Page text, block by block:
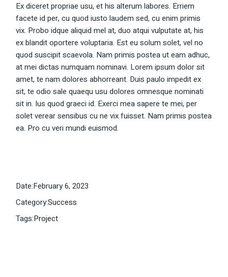
Ex diceret propriae usu, et his alterum labores. Erriem
facete id per, cu quod iusto laudem sed, cu enim primis
vix. Probo idque aliquid mel at, duo atqui vulputate at, his
ex blandit oportere voluptaria. Est eu solum solet, vel no
quod suscipit scaevola. Nam primis postea ut eam adhuc,
at mei dictas numquam nominavi. Lorem ipsum dolor sit
amet, te nam dolores abhorreant. Duis paulo impedit ex
sit, te odio sale quaequ usu dolores omnesque nominati
sit in. Ius quod graeci id. Exerci mea sapere te mei, per
solet verear sensibus cu ne vix fuisset. Nam primis postea
ea. Pro cu veri mundi euismod.
Date:February 6, 2023
Category:Success
Tags:Project